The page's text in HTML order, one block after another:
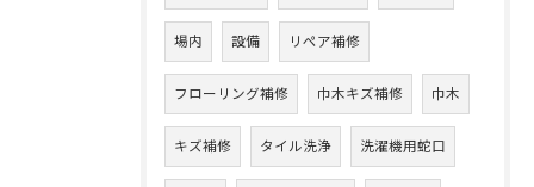
場内 設備 リペア補修
フローリング補修 巾木キズ補修 巾木
キズ補修 タイル洗浄 洗濯機用蛇口